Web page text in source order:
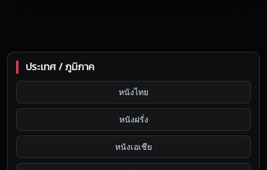
ประเทศ / ภูมิภาค
หนังไทย
หนังฝรั่ง
หนังเอเชีย